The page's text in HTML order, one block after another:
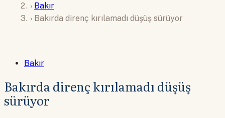
› Bakır
› Bakırda direnç kırılamadı düşüş sürüyor
Bakır
Bakırda direnç kırılamadı düşüş
sürüyor